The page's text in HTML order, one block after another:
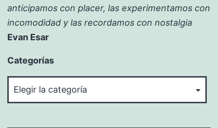
anticipamos con placer, las experimentamos con
incomodidad y las recordamos con nostalgia
Evan Esar
Categorías